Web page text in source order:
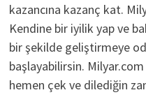
kazancına kazanç kat.
Kendine bir iyilik yap ve
bir şekilde geliştirmeye
başlayabilirsin.
hemen çek ve dilediğin